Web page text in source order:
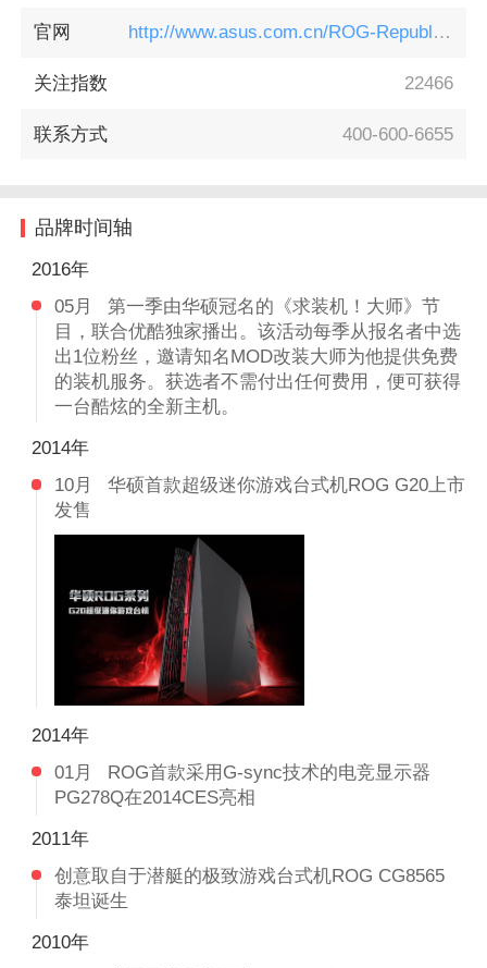
官网 http://www.asus.com.cn/ROG-Republic-Of-Gamers/
关注指数 22466
联系方式 400-600-6655
品牌时间轴
2016年
05月
第一季由华硕冠名的《求装机！大师》节
目，联合优酷独家播出。该活动每季从报名者中选
出1位粉丝，邀请知名MOD改装大师为他提供免费
的装机服务。获选者不需付出任何费用，便可获得
一台酷炫的全新主机。
2014年
10月
华硕首款超级迷你游戏台式机ROG G20上市
发售
2014年
01月
ROG首款采用G-sync技术的电竞显示器
PG278Q在2014CES亮相
2011年
创意取自于潜艇的极致游戏台式机ROG CG8565
泰坦诞生
2010年